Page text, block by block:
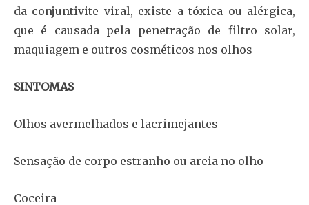
da conjuntivite viral, existe a tóxica ou alérgica,
que é causada pela penetração de filtro solar,
maquiagem e outros cosméticos nos olhos
SINTOMAS
Olhos avermelhados e lacrimejantes
Sensação de corpo estranho ou areia no olho
Coceira